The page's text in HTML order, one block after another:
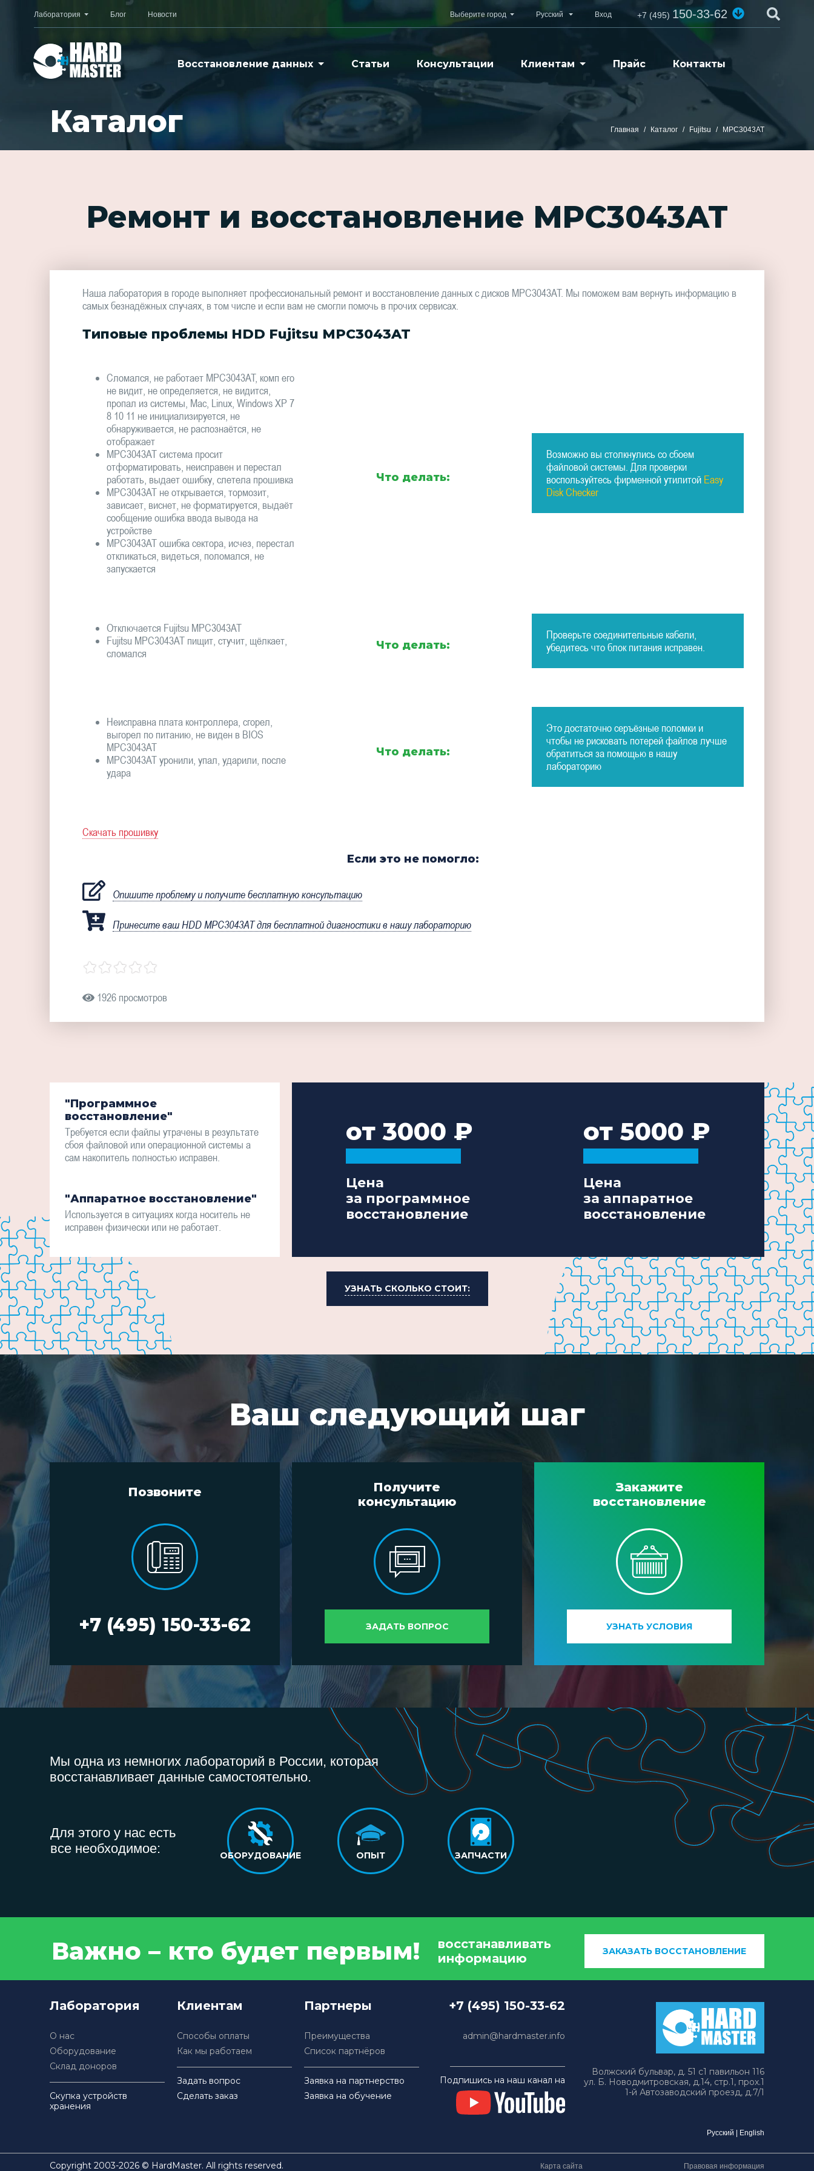
Восстановление данных Статьи Консультации Клиентам Прайс Контакты
Лаборатория Блог Новости Выберите город Русский Вход +7 (495)150-33-62
Каталог Главная Каталог Fujitsu MPC3043AT
Ремонт и восстановление MPC3043AT
Наша лаборатория в городе выполняет профессиональный ремонт и восстановление данных с дисков MPC3043AT. Мы поможем вам вернуть информацию в
самых безнадёжных случаях, в том числе и если вам не смогли помочь в прочих сервисах.
Типовые проблемы HDD Fujitsu MPC3043AT
Сломался, не работает MPC3043AT, комп его
не видит, не определяется, не видится,
пропал из системы, Mac, Linux, Windows XP 7
8 10 11 не инициализируется, не
обнаруживается, не распознаётся, не
отображает
MPC3043AT система просит
отформатировать, неисправен и перестал
работать, выдает ошибку, слетела прошивка
MPC3043AT не открывается, тормозит,
зависает, виснет, не форматируется, выдаёт
сообщение ошибка ввода вывода на
устройстве
MPC3043AT ошибка сектора, исчез, перестал
откликаться, видеться, поломался, не
запускается
Что делать:
Возможно вы столкнулись со сбоем
файловой системы. Для проверки
воспользуйтесь фирменной утилитой Easy
Disk Checker
Отключается Fujitsu MPC3043AT
Fujitsu MPC3043AT пищит, стучит, щёлкает,
сломался
Что делать:
Проверьте соединительные кабели,
убедитесь что блок питания исправен.
Неисправна плата контроллера, сгорел,
выгорел по питанию, не виден в BIOS
MPC3043AT
MPC3043AT уронили, упал, ударили, после
удара
Что делать:
Это достаточно серъёзные поломки и
чтобы не рисковать потерей файлов лучше
обратиться за помощью в нашу
лабораторию
Скачать прошивку
Если это не помогло:
Опишите проблему и получите бесплатную консультацию
Принесите ваш HDD MPC3043AT для бесплатной диагностики в нашу лабораторию
1926 просмотров
"Программное
восстановление"
Требуется если файлы утрачены в результате
сбоя файловой или операционной системы а
сам накопитель полностью исправен.
"Аппаратное восстановление"
Используется в ситуациях когда носитель не
исправен физически или не работает.
от 3000
Цена
за программное
восстановление
от 5000
Цена
за аппаратное
восстановление
УЗНАТЬ СКОЛЬКО СТОИТ:
Ваш следующий шаг
Позвоните
+7 (495) 150-33-62
Получите
консультацию
ЗАДАТЬ ВОПРОС
Закажите
восстановление
УЗНАТЬ УСЛОВИЯ
Мы одна из немногих лабораторий в России, которая
восстанавливает данные самостоятельно.
Для этого у нас есть
все необходимое:
ОБОРУДОВАНИЕ ОПЫТ ЗАПЧАСТИ
Важно – кто будет первым!
восстанавливать
информацию
ЗАКАЗАТЬ ВОССТАНОВЛЕНИЕ
Лаборатория
О нас
Оборудование
Склад доноров
Скупка устройств
хранения
Клиентам
Способы оплаты
Как мы работаем
Задать вопрос
Сделать заказ
Партнеры
Преимущества
Список партнёров
Заявка на партнерство
Заявка на обучение
+7 (495) 150-33-62
admin@hardmaster.info
Подпишись на наш канал на
Волжский бульвар, д. 51 с1 павильон 116
ул. Б. Новодмитровская, д.14, стр.1, прох.1
1-й Автозаводский проезд, д.7/1
Русский English
Copyright 2003-2026 © HardMaster. All rights reserved. Карта сайта Правовая информация